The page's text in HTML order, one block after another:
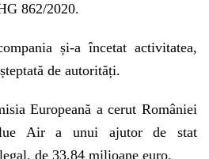
862/2020.
și-a încetat activitatea,
de autorități.
Europeană a cerut României
Air a unui ajutor de stat
de 33,84 milioane euro.